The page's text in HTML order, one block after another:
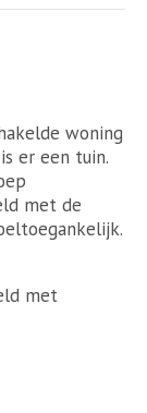
woning
er een tuin.
met de
met